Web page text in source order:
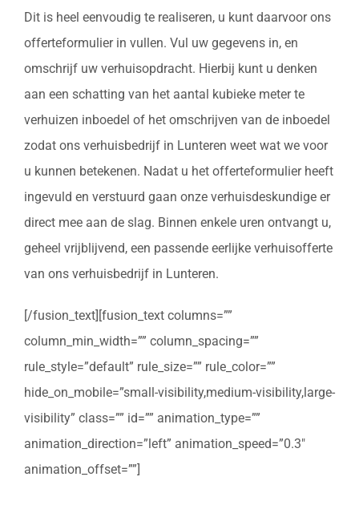
Dit is heel eenvoudig te realiseren, u kunt daarvoor ons
offerteformulier in vullen. Vul uw gegevens in, en
omschrijf uw verhuisopdracht. Hierbij kunt u denken
aan een schatting van het aantal kubieke meter te
verhuizen inboedel of het omschrijven van de inboedel
zodat ons verhuisbedrijf in Lunteren weet wat we voor
u kunnen betekenen. Nadat u het offerteformulier heeft
ingevuld en verstuurd gaan onze verhuisdeskundige er
direct mee aan de slag. Binnen enkele uren ontvangt u,
geheel vrijblijvend, een passende eerlijke verhuisofferte
van ons verhuisbedrijf in Lunteren.
[/fusion_text][fusion_text columns=””
column_min_width=”” column_spacing=””
rule_style=”default” rule_size=”” rule_color=””
hide_on_mobile=”small-visibility,medium-visibility,large-
visibility” class=”” id=”” animation_type=””
animation_direction=”left” animation_speed=”0.3″
animation_offset=””]